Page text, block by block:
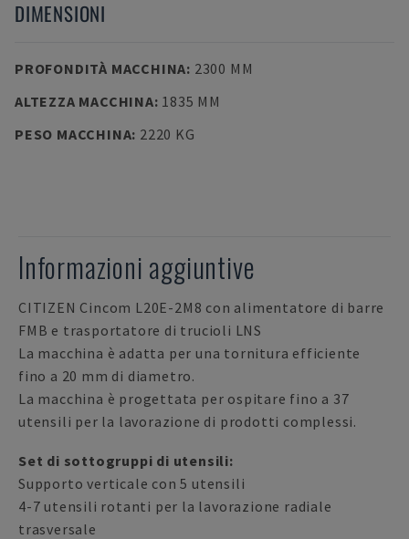
DIMENSIONI
PROFONDITÀ MACCHINA: 2300 MM
ALTEZZA MACCHINA: 1835 MM
PESO MACCHINA: 2220 KG
Informazioni aggiuntive
CITIZEN Cincom L20E-2M8 con alimentatore di barre
FMB e trasportatore di trucioli LNS
La macchina è adatta per una tornitura efficiente
fino a 20 mm di diametro.
La macchina è progettata per ospitare fino a 37
utensili per la lavorazione di prodotti complessi.
Set di sottogruppi di utensili:
Supporto verticale con 5 utensili
4-7 utensili rotanti per la lavorazione radiale
trasversale